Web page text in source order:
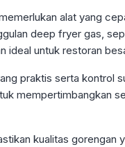
alat yang
deep fryer gas,
ideal untuk restoran
praktis serta kontrol
mempertimbangkan
kualitas gorengan